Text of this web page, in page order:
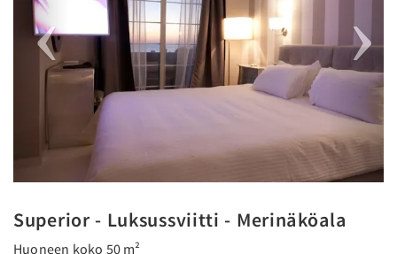
Superior - Luksussviitti - Merinäköala
Huoneen koko 50 m²